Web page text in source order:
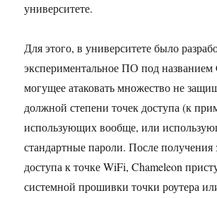
университете.
Для этого, в университете было
экспериментальное ПО под названием
могущее атаковать множество не
должной степени точек доступа (к
использующих вообще, или
стандартные пароли. После получения
доступа к точке WiFi, Chameleon
системной прошивки точки роутера